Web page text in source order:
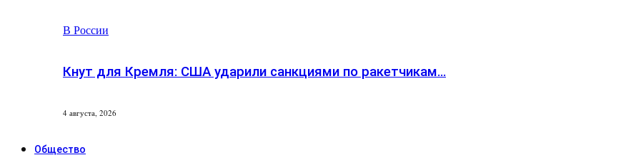
В России
Кнут для Кремля: США ударили санкциями по ракетчикам…
4 августа, 2026
Общество